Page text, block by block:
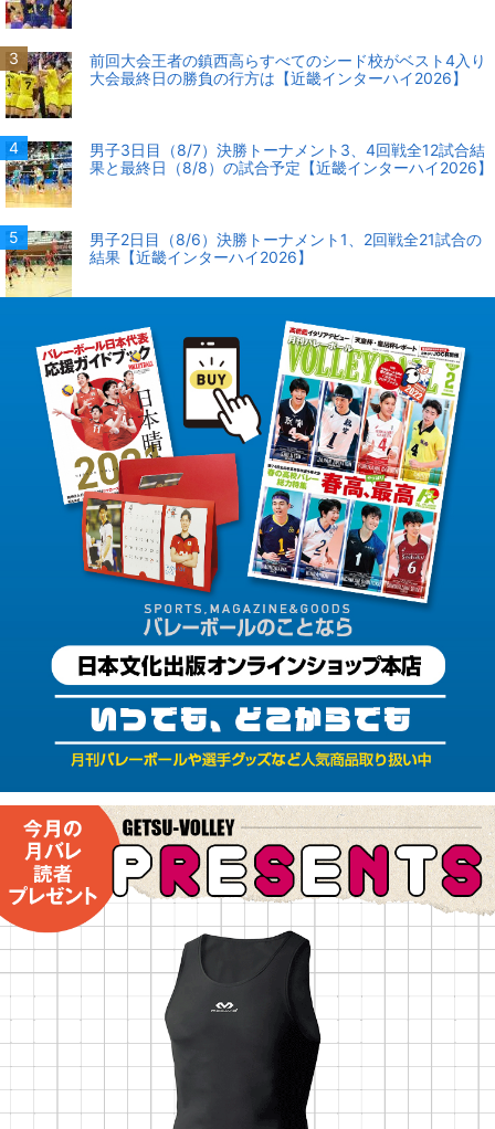
前回大会王者の鎮西高らすべてのシード校がベスト4入り
大会最終日の勝負の行方は【近畿インターハイ2026】
男子3日目（8/7）決勝トーナメント3、4回戦全12試合結
果と最終日（8/8）の試合予定【近畿インターハイ2026】
男子2日目（8/6）決勝トーナメント1、2回戦全21試合の
結果【近畿インターハイ2026】